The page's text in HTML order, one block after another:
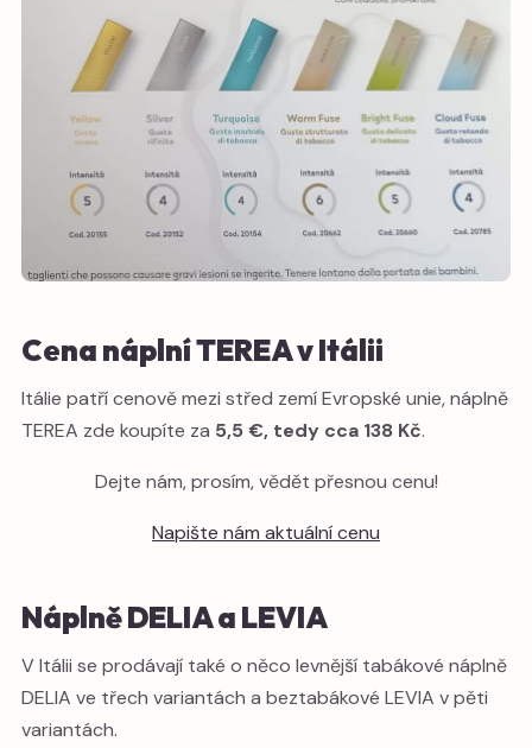
Cena náplní TEREA v Itálii
Itálie patří cenově mezi střed zemí Evropské unie, náplně
TEREA zde koupíte za 5,5 €, tedy cca 138 Kč.
Dejte nám, prosím, vědět přesnou cenu!
Napište nám aktuální cenu
Náplně DELIA a LEVIA
V Itálii se prodávají také o něco levnější tabákové náplně
DELIA ve třech variantách a beztabákové LEVIA v pěti
variantách.